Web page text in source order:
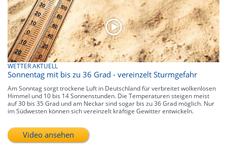
WETTER AKTUELL
Sonnentag mit bis zu 36 Grad - vereinzelt Sturmgefahr
Am Sonntag sorgt trockene Luft in Deutschland für verbreitet wolkenlosen
Himmel und 10 bis 14 Sonnenstunden. Die Temperaturen steigen meist
auf 30 bis 35 Grad und am Neckar sind sogar bis zu 36 Grad möglich. Nur
im Südwesten können sich vereinzelt kräftige Gewitter entwickeln.
Video ansehen